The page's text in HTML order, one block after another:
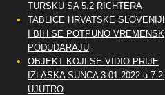
TURSKU SA 5.2 RICHTERA
TABLICE HRVATSKE SLOVENIJE
I BIH SE POTPUNO VREMENSKI
PODUDARAJU
OBJEKT KOJI SE VIDIO PRIJE
IZLASKA SUNCA 3.01.2022 u 7:25
UJUTRO